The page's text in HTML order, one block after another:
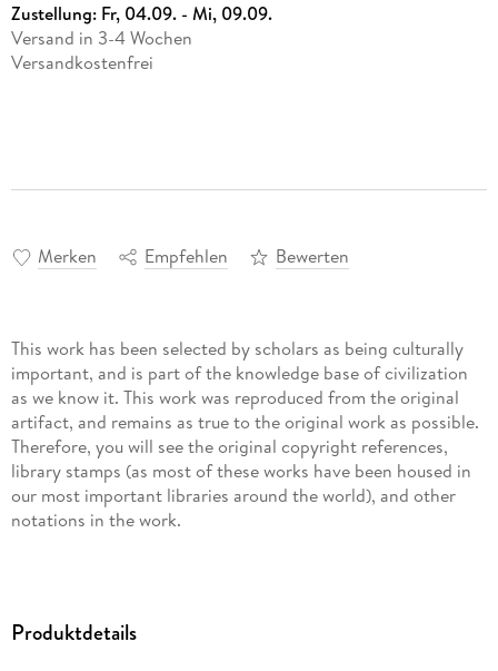
Zustellung: Fr, 04.09. - Mi, 09.09.
Versand in 3-4 Wochen
Versandkostenfrei
Merken Empfehlen Bewerten
This work has been selected by scholars as being culturally
important, and is part of the knowledge base of civilization
as we know it. This work was reproduced from the original
artifact, and remains as true to the original work as possible.
Therefore, you will see the original copyright references,
library stamps (as most of these works have been housed in
our most important libraries around the world), and other
notations in the work.
entity (individual or corporate) has a copyright on the body
Produktdetails